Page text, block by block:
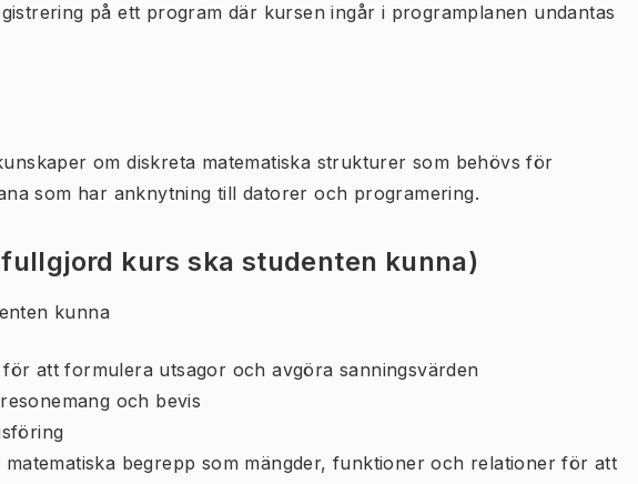
på ett program där kursen ingår i programplanen undantas
om diskreta matematiska strukturer som behövs för
som har anknytning till datorer och programering.
kurs ska studenten kunna)
kunna
att formulera utsagor och avgöra sanningsvärden
och bevis
matematiska begrepp som mängder, funktioner och relationer för att